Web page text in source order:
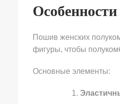
Пошив женских
фигуры, чтобы
Основные элементы: